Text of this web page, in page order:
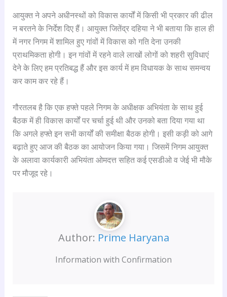
आयुक्त ने अपने अधीनस्थों को विकास कार्यों में किसी भी प्रकार की ढील
न बरतने के निर्देश दिए हैं। आयुक्त जितेंद्र दहिया ने भी बताया कि हाल ही
में नगर निगम में शामिल हुए गांवों में विकास को गति देना उनकी
प्राथमिकता होगी। इन गांवों में रहने वाले लाखों लोगों को शहरी सुविधाएं
देने के लिए हम प्रतिबद्ध हैं और इस कार्य में हम विधायक के साथ समन्वय
कर काम कर रहे हैं।
गौरतलब है कि एक हफ्ते पहले निगम के अधीक्षक अभियंता के साथ हुई
बैठक में ही विकास कार्यों पर चर्चा हुई थी और उनको बता दिया गया था
कि अगले हफ्ते इन सभी कार्यों की समीक्षा बैठक होगी। इसी कड़ी को आगे
बढ़ाते हुए आज की बैठक का आयोजन किया गया। जिसमें निगम आयुक्त
के अलावा कार्यकारी अभियंता ओमदत्त सहित कई एसडीओ व जेई भी मौके
पर मौजूद रहे।
Author: Prime Haryana
Information with Confirmation